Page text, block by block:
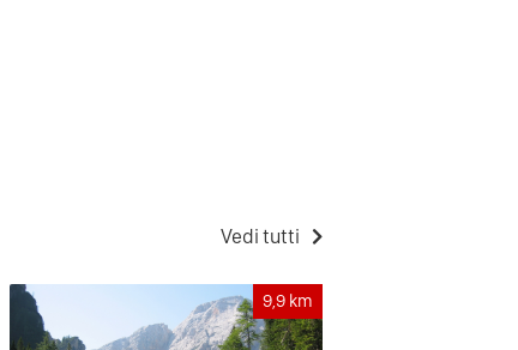
Vedi tutti
9,9 km